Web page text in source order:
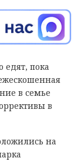
едят, пока
в семье
в
на